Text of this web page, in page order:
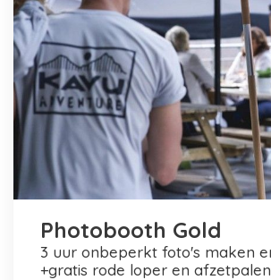
Photobooth Gold
3 uur onbeperkt foto's maken en printen
+gratis rode loper en afzetpalen